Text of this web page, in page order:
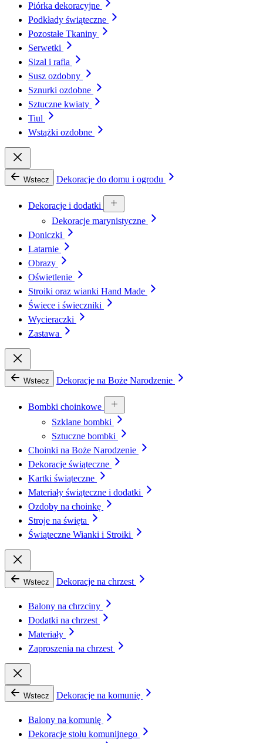
Piórka dekoracyjne
Podkłady świąteczne
Pozostałe Tkaniny
Serwetki
Sizal i rafia
Susz ozdobny
Sznurki ozdobne
Sztuczne kwiaty
Tiul
Wstążki ozdobne
Wstecz Dekoracje do domu i ogrodu
Dekoracje i dodatki
Dekoracje marynistyczne
Doniczki
Latarnie
Obrazy
Oświetlenie
Stroiki oraz wianki Hand Made
Świece i świeczniki
Wycieraczki
Zastawa
Wstecz Dekoracje na Boże Narodzenie
Bombki choinkowe
Szklane bombki
Sztuczne bombki
Choinki na Boże Narodzenie
Dekoracje świąteczne
Kartki świąteczne
Materiały świąteczne i dodatki
Ozdoby na choinkę
Stroje na święta
Świąteczne Wianki i Stroiki
Wstecz Dekoracje na chrzest
Balony na chrzciny
Dodatki na chrzest
Materiały
Zaproszenia na chrzest
Wstecz Dekoracje na komunię
Balony na komunię
Dekoracje stołu komunijnego